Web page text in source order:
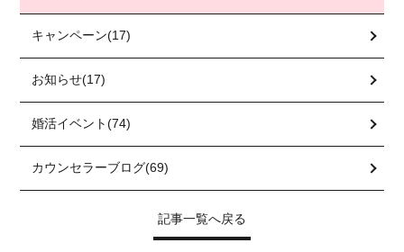
キャンペーン(17)
お知らせ(17)
婚活イベント(74)
カウンセラーブログ(69)
記事一覧へ戻る